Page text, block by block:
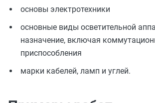
основы электротехники
основные виды осветительной
назначение, включая
приспособления
марки кабелей, ламп и углей.